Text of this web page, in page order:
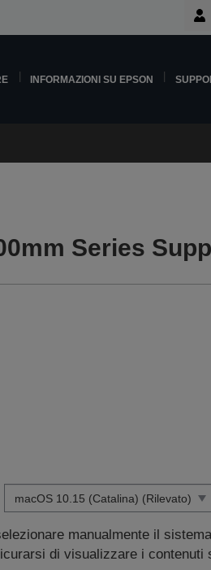
INFORMAZIONI SU EPSON
Series
manualmente il
di visualizzare i contenuti